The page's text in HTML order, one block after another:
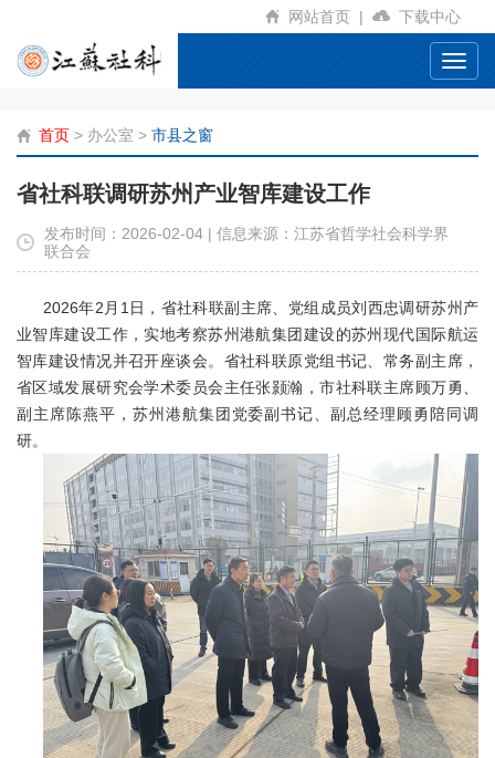
网站首页 | 下载中心
首页 > 办公室 > 市县之窗
省社科联调研苏州产业智库建设工作
发布时间：2026-02-04 | 信息来源：江苏省哲学社会科学界
联合会
2026年2月1日，省社科联副主席、 党组成员刘西忠调研苏州产
业智库建设工作，实地考察苏州港航集团建设的苏州现代国际航运
智库建设情况并召开座谈会。省社科联原党组书记、常务副主席，
省区域发展研究会学术委员会主任张颢瀚，市社科联主席顾万勇、
副主席陈燕平，苏州港航集团党委副书记、副总经理顾勇陪同调
研。